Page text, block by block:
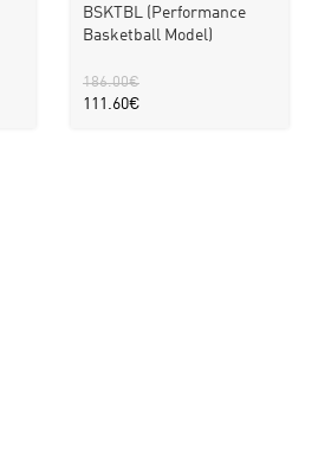
BSKTBL (Performance
Basketball Model)
186.00€
111.60€